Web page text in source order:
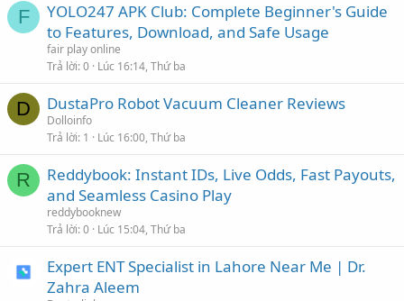
F
YOLO247 APK Club: Complete Beginner's Guide
to Features, Download, and Safe Usage
fair play online
Trả lời 0 Lúc 16:14, Thứ ba
D DustaPro Robot Vacuum Cleaner Reviews
Dolloinfo
Trả lời 1 Lúc 16:00, Thứ ba
R
Reddybook: Instant IDs, Live Odds, Fast Payouts,
and Seamless Casino Play
reddybooknew
Trả lời 0 Lúc 15:04, Thứ ba
Expert ENT Specialist in Lahore Near Me | Dr.
Zahra Aleem